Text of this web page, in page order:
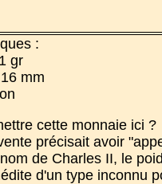
:
gr
mm
cette monnaie ici ?
précisait avoir
de Charles II, le
d'un type inconnu